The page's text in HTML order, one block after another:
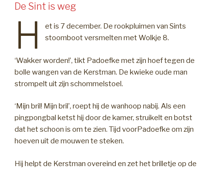
De Sint is weg
H
et is 7 december. De rookpluimen van Sints
stoomboot versmelten met Wolkje 8.
‘Wakker worden!’, tikt Padoefke met zijn hoef tegen de
bolle wangen van de Kerstman. De kwieke oude man
strompelt uit zijn schommelstoel.
‘Mijn bril! Mijn bril’, roept hij de wanhoop nabij. Als een
pingpongbal ketst hij door de kamer, struikelt en botst
dat het schoon is om te zien. Tijd voorPadoefke om zijn
hoeven uit de mouwen te steken.
Hij helpt de Kerstman overeind en zet het brilletje op de